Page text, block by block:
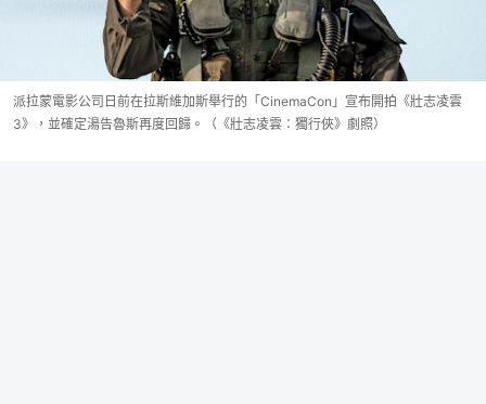
派拉蒙電影公司日前在拉斯維加斯舉行的「CinemaCon」宣布開拍《壯志凌雲
3》，並確定湯告魯斯再度回歸。（《壯志凌雲：獨行俠》劇照）